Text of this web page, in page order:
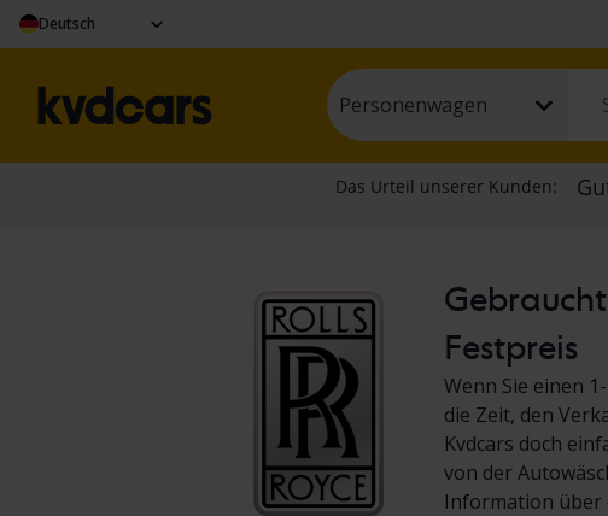
Deutsch
Personenwagen
Festpreis
Wenn Sie einen
die Zeit, den
Kvdcars doch
von der
Information über